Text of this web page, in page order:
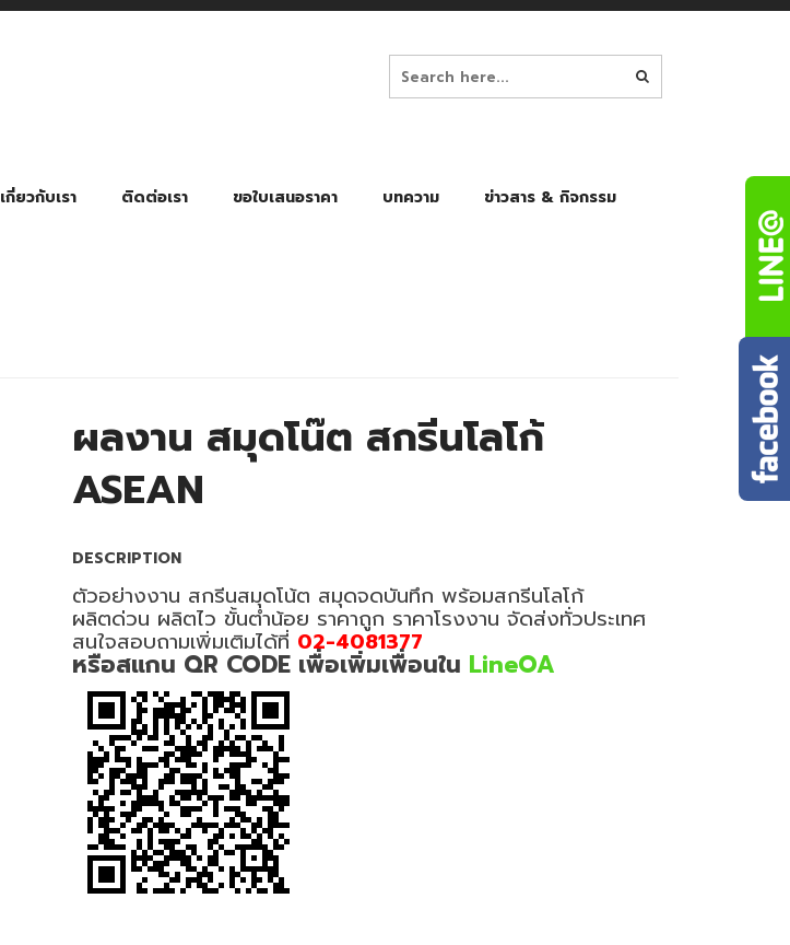
เกี่ยวกับเรา ติดต่อเรา ขอใบเสนอราคา บทความ ข่าวสาร & กิจกรรม
ผลงาน สมุดโน๊ต สกรีนโลโก้
ASEAN
DESCRIPTION
ตัวอย่างงาน สกรีนสมุดโน้ต สมุดจดบันทึก พร้อมสกรีนโลโก้
ผลิตด่วน ผลิตไว ขั้นต่ำน้อย ราคาถูก ราคาโรงงาน จัดส่งทั่วประเทศ
สนใจสอบถามเพิ่มเติมได้ที่ 02-4081377
หรือสแกน QR CODE เพื่อเพิ่มเพื่อนใน LineOA